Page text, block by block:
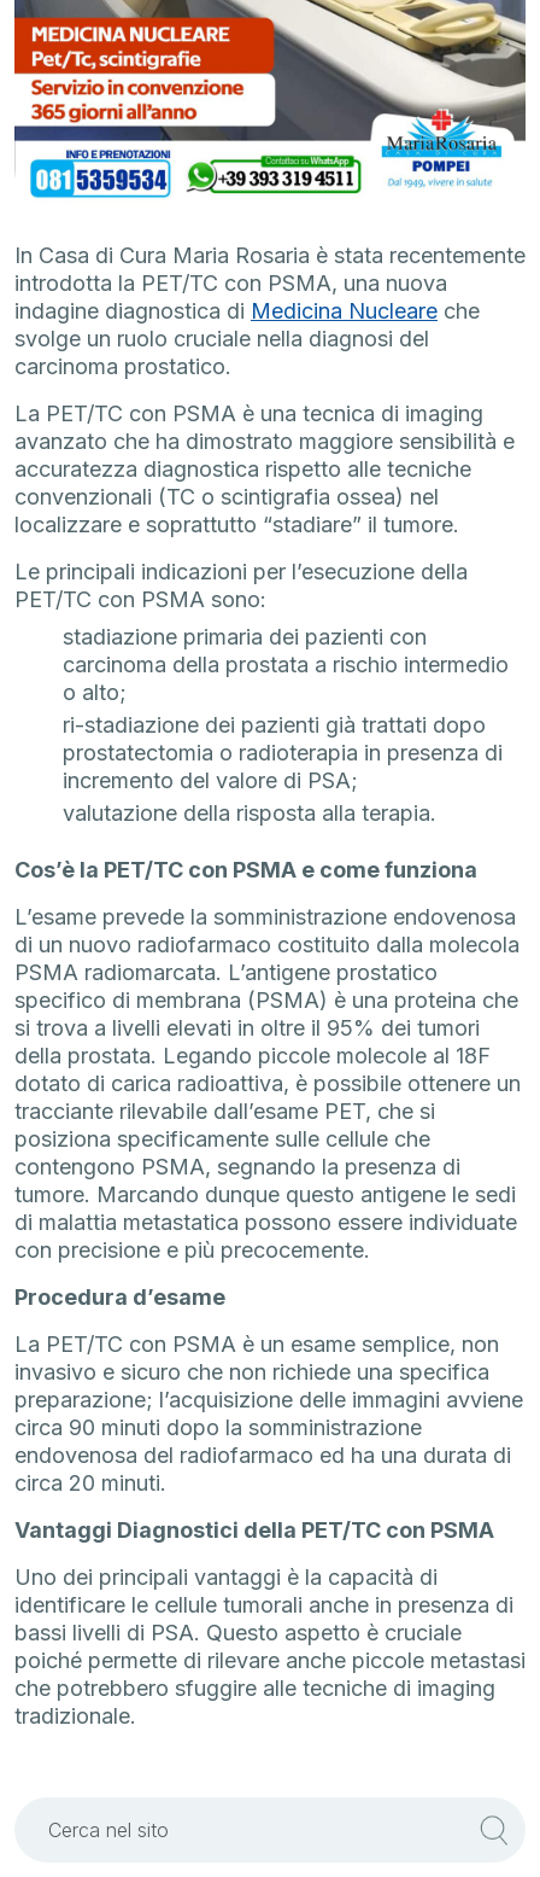
In Casa di Cura Maria Rosaria è stata recentemente
introdotta la PET/TC con PSMA, una nuova
indagine diagnostica di Medicina Nucleare che
svolge un ruolo cruciale nella diagnosi del
carcinoma prostatico.
La PET/TC con PSMA è una tecnica di imaging
avanzato che ha dimostrato maggiore sensibilità e
accuratezza diagnostica rispetto alle tecniche
convenzionali (TC o scintigrafia ossea) nel
localizzare e soprattutto “stadiare” il tumore.
Le principali indicazioni per l’esecuzione della
PET/TC con PSMA sono:
stadiazione primaria dei pazienti con
carcinoma della prostata a rischio intermedio
o alto;
ri-stadiazione dei pazienti già trattati dopo
prostatectomia o radioterapia in presenza di
incremento del valore di PSA;
valutazione della risposta alla terapia.
Cos’è la PET/TC con PSMA e come funziona
L’esame prevede la somministrazione endovenosa
di un nuovo radiofarmaco costituito dalla molecola
PSMA radiomarcata. L’antigene prostatico
specifico di membrana (PSMA) è una proteina che
si trova a livelli elevati in oltre il 95% dei tumori
della prostata. Legando piccole molecole al 18F
dotato di carica radioattiva, è possibile ottenere un
tracciante rilevabile dall’esame PET, che si
posiziona specificamente sulle cellule che
contengono PSMA, segnando la presenza di
tumore. Marcando dunque questo antigene le sedi
di malattia metastatica possono essere individuate
con precisione e più precocemente.
Procedura d’esame
La PET/TC con PSMA è un esame semplice, non
invasivo e sicuro che non richiede una specifica
preparazione; l’acquisizione delle immagini avviene
circa 90 minuti dopo la somministrazione
endovenosa del radiofarmaco ed ha una durata di
circa 20 minuti.
Vantaggi Diagnostici della PET/TC con PSMA
Uno dei principali vantaggi è la capacità di
identificare le cellule tumorali anche in presenza di
bassi livelli di PSA. Questo aspetto è cruciale
poiché permette di rilevare anche piccole metastasi
che potrebbero sfuggire alle tecniche di imaging
tradizionale.